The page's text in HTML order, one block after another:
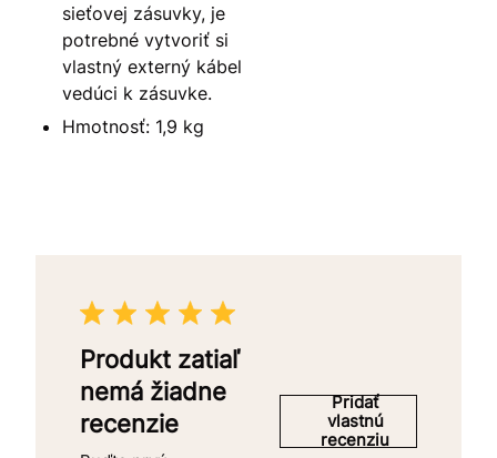
sieťovej zásuvky, je
potrebné vytvoriť si
vlastný externý kábel
vedúci k zásuvke.
Hmotnosť: 1,9 kg
Produkt zatiaľ
nemá žiadne
recenzie
Pridať
vlastnú
recenziu